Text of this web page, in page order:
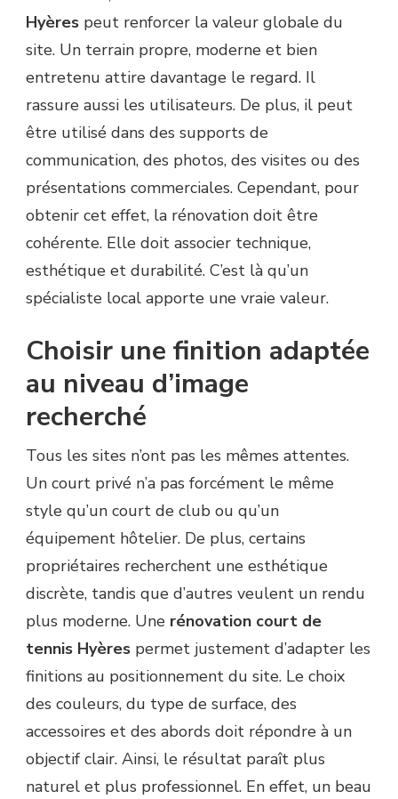
Hyères peut renforcer la valeur globale du
site. Un terrain propre, moderne et bien
entretenu attire davantage le regard. Il
rassure aussi les utilisateurs. De plus, il peut
être utilisé dans des supports de
communication, des photos, des visites ou des
présentations commerciales. Cependant, pour
obtenir cet effet, la rénovation doit être
cohérente. Elle doit associer technique,
esthétique et durabilité. C’est là qu’un
spécialiste local apporte une vraie valeur.
Choisir une finition adaptée
au niveau d’image
recherché
Tous les sites n’ont pas les mêmes attentes.
Un court privé n’a pas forcément le même
style qu’un court de club ou qu’un
équipement hôtelier. De plus, certains
propriétaires recherchent une esthétique
discrète, tandis que d’autres veulent un rendu
plus moderne. Une rénovation court de
tennis Hyères permet justement d’adapter les
finitions au positionnement du site. Le choix
des couleurs, du type de surface, des
accessoires et des abords doit répondre à un
objectif clair. Ainsi, le résultat paraît plus
naturel et plus professionnel. En effet, un beau